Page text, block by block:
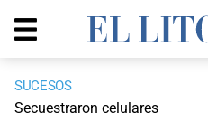
SUCESOS
Secuestraron celulares